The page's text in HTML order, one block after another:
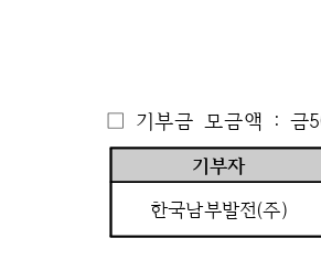
□ 기부금 모금액 : 금
기부자
한국남부발전(주 )